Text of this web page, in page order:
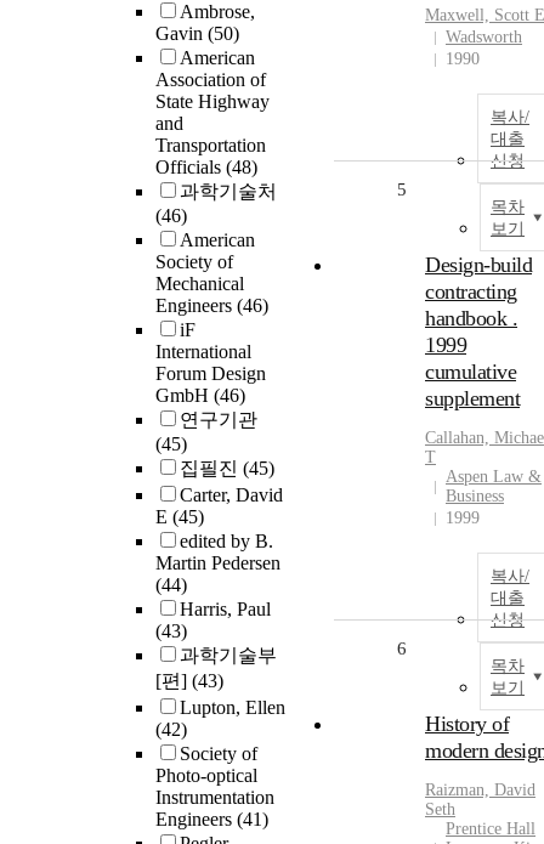
Ambrose,
Gavin (50)
American
Association of
State Highway
and
Transportation
Officials (48)
과학기술처
(46)
American
Society of
Mechanical
Engineers (46)
iF
International
Forum Design
GmbH (46)
연구기관
(45)
집필진 (45)
Carter, David
E (45)
edited by B.
Martin Pedersen
(44)
Harris, Paul
(43)
과학기술부
[편] (43)
Lupton, Ellen
(42)
Society of
Photo-optical
Instrumentation
Engineers (41)
Maxwell, Scott E
Wadsworth
1990
복사/
대출
신청
목차
보기
5
Design-build
contracting
handbook .
1999
cumulative
supplement
Callahan,
T
Aspen Law &
Business
1999
복사/
대출
신청
목차
보기
6
History of
modern
Raizman, David
Seth
Prentice Hall